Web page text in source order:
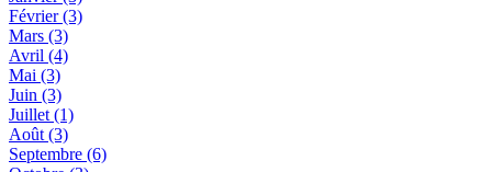
Février(3)
Mars (3)
Avril (4)
Mai (3)
Juin (3)
Juillet (1)
Août (3)
Septembre (6)